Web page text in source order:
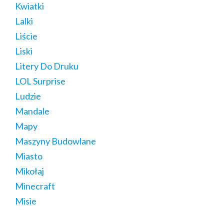
Kwiatki
Lalki
Liście
Liski
Litery Do Druku
LOL Surprise
Ludzie
Mandale
Mapy
Maszyny Budowlane
Miasto
Mikołaj
Minecraft
Misie